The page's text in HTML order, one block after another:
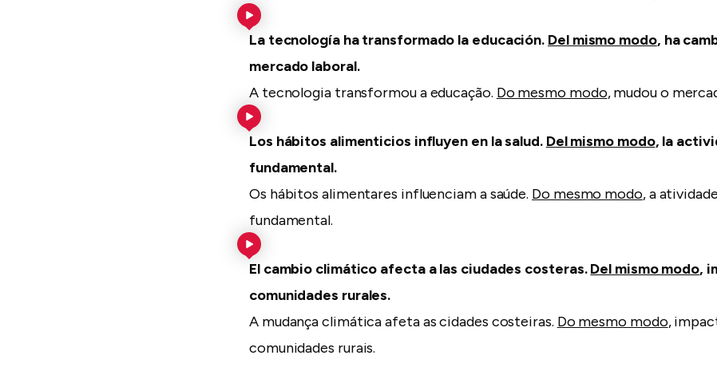
La tecnología ha transformado la educación. Del mismo modo, ha
mercado laboral.
A tecnologia transformou a educação. Do mesmo modo, mudou o
Los hábitos alimenticios influyen en la salud. Del mismo modo, la
fundamental.
Os hábitos alimentares influenciam a saúde. Do mesmo modo, a
fundamental.
El cambio climático afecta a las ciudades costeras.Del mismo modo,
comunidades rurales.
A mudança climática afeta as cidades costeiras. Do mesmo modo,
comunidades rurais.